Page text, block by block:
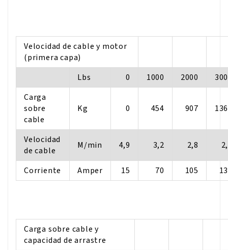
Velocidad de cable y motor
(primera capa)
Lbs
0 1000 2000
Carga
sobre
cable
Kg 0 454 907
Velocidad
de cable
M/min 4,9 3,2 2,8
Corriente Amper 15 70 105
Carga sobre cable y
capacidad de arrastre